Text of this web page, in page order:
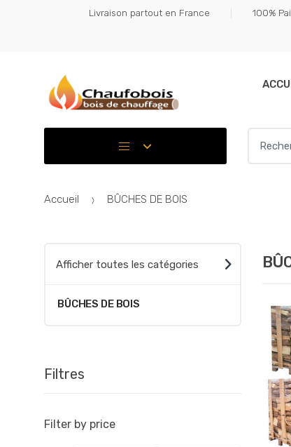
Livraison partout en France 100%
Accueil BÛCHES DE BOIS
Afficher toutes les catégories
BÛCHES DE BOIS
Filtres
Filter by price